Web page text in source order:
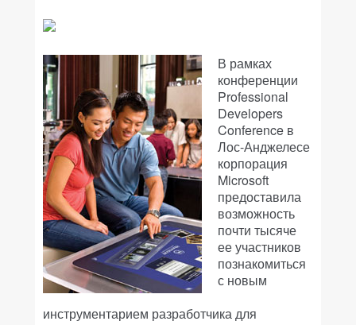
В рамках
конференции
Professional
Developers
Conference в
Лос-Анджелесе
корпорация
Microsoft
предоставила
возможность
почти тысяче
ее участников
познакомиться
с новым
инструментарием разработчика для